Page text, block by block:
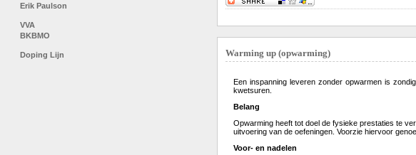
Warming up (opwarming)
Een inspanning leveren zonder opwarmen is
kwetsuren.
Belang
Opwarming heeft tot doel de fysieke prestaties te
uitvoering van de oefeningen. Voorzie hiervoor
Voor- en nadelen
Erik Paulson
VVA
BKBMO
Doping Lijn